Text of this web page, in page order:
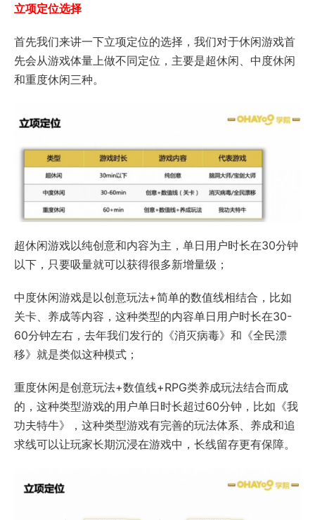
立项定位选择
首先我们来讲一下立项定位的选择，我们对于休闲游戏首
先会从游戏体量上做不同定位，主要是超休闲、中度休闲
和重度休闲三种。
超休闲游戏以纯创意和内容为主，单日用户时长在30分钟
以下，只要吸量就可以获得很多新增量级；
中度休闲游戏是以创意玩法+简单的数值线相结合，比如
关卡、养成等内容，这种类型的内容单日用户时长在30-
60分钟左右，去年我们发行的《消灭病毒》和《全民漂
移》就是类似这种模式；
重度休闲是创意玩法+数值线+RPG类养成玩法结合而成
的，这种类型游戏的用户单日时长超过60分钟，比如《我
功夫特牛》，这种类型游戏有完善的玩法体系、养成和追
求线可以让玩家长期沉浸在游戏中，长线留存更有保障。